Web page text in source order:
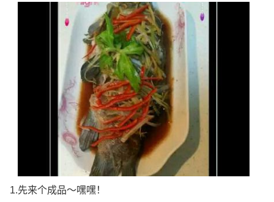
1.先来个成品～嘿嘿！